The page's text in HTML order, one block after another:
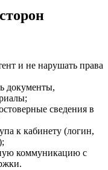
и не нарушать права
документы,
сведения в
к кабинету (логин,
коммуникацию с